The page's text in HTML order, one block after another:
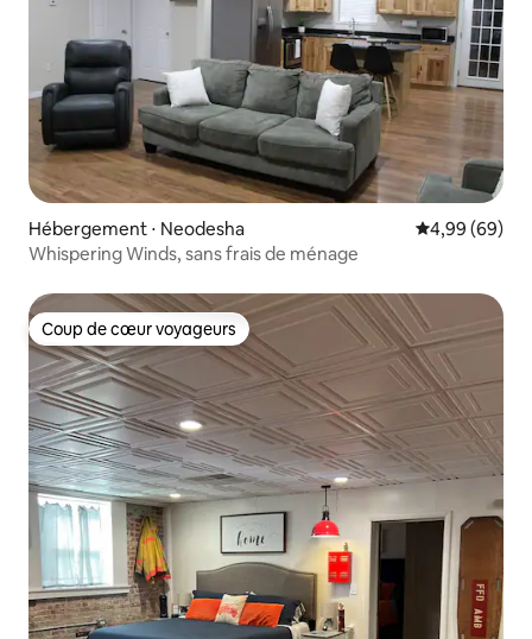
Hébergement ⋅ Neodesha Évaluation
4,99 (69)
Whispering Winds, sans frais de ménage
Coup de cœur voyageurs
Coup de cœur voyageurs